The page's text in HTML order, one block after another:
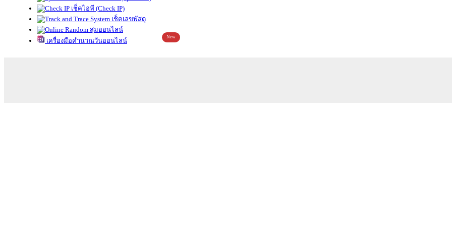
เช็คไอพี (Check IP)
เช็คเลขพัสดุ
สุ่มออนไลน์
เครื่องมือคำนวณวันออนไลน์
New